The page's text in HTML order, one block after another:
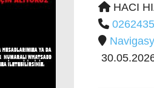
HACI